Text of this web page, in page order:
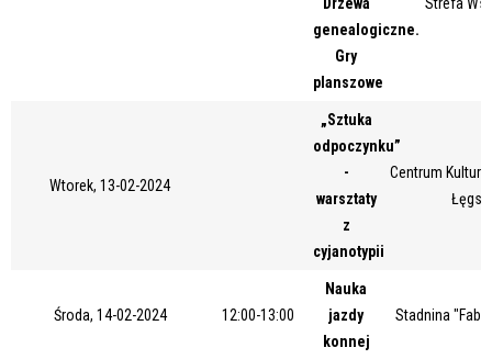
genealogiczne.
Gry
planszowe
Wtorek, 13-02-2024
„Sztuka
odpoczynku”
-
warsztaty
z
cyjanotypii
Centrum Kultury
Środa, 14-02-2024 12:00-13:00
Nauka
jazdy
konnej
Stadnina